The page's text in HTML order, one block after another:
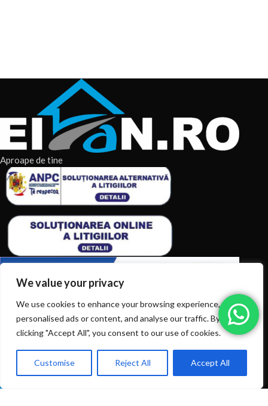
We value your privacy
We use cookies to enhance your browsing experience, serve
personalised ads or content, and analyse our traffic. By
clicking "Accept All", you consent to our use of cookies.
Customise Reject All Accept All
Ai intrebări? Sună la: +40720366616
Aproape de tine
ARTICOLE RECENTE
CATEGORII DE PRODUSE
CATEGORII DE PRODUSE
0